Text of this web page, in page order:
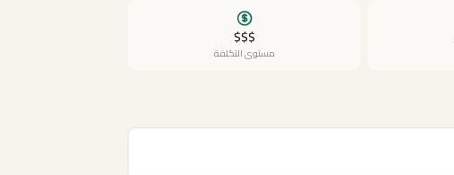
$$$
مستوى التكلفة